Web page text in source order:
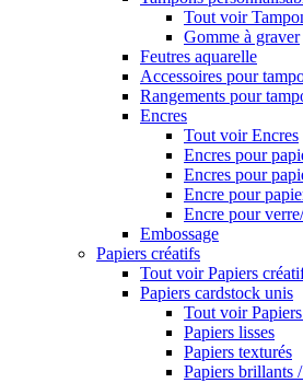
Tout voir
Gomme à graver
Feutres aquarelle
Accessoires pour
Rangements pour
Encres
Tout voir Encres
Encres pour
Encres pour
Encre pour
Encre pour
Embossage
Papiers créatifs
Tout voir Papiers
Papiers cardstock unis
Tout voir
Papiers lisses
Papiers texturés
Papiers brillants